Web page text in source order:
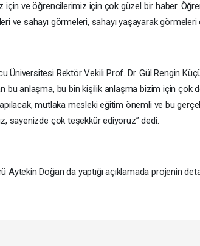
için ve öğrencilerimiz için çok güzel bir haber.
ve sahayı görmeleri, sahayı yaşayarak
Üniversitesi Rektör Vekili Prof. Dr. Gül Rengin
bu anlaşma, bu bin kişilik anlaşma bizim için çok
mutlaka mesleki eğitim önemli ve bu
sayenizde çok teşekkür ediyoruz” dedi.
Aytekin Doğan da yaptığı açıklamada projenin